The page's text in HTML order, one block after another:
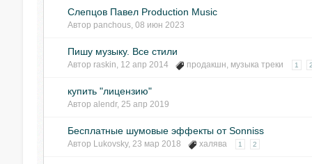
Слепцов Павел Production Music
Автор panchous, 08 июн 2023
Пишу музыку. Все стили
Автор raskin, 12 апр 2014 продакшн, музыка треки 1
купить "лицензию"
Автор alendr, 25 апр 2019
Бесплатные шумовые эффекты от Sonniss
Автор Lukovsky, 23 мар 2018 халява 1 2